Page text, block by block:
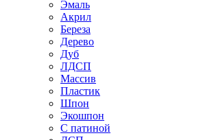
Эмаль
Акрил
Береза
Дерево
Дуб
ЛДСП
Массив
Пластик
Шпон
Экошпон
С патиной